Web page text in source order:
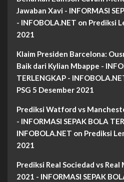
Jawaban Xavi - INFORMASI
- INFOBOLA.NET on Prediksi
2021
Klaim Presiden Barcelona:
Baik dari Kylian Mbappe -
TERLENGKAP -
PSG 5 Desember 2021
Prediksi Watford vs
- INFORMASI SEPAK BOLA
INFOBOLA.NET on Prediksi
2021
Prediksi Real Sociedad vs
2021 - INFORMASI SEPAK